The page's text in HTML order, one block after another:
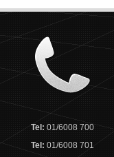
Tel:01/6008 700
Tel:01/6008 701